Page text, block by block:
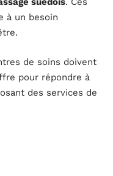
à un besoin
de soins doivent
pour répondre à
des services de